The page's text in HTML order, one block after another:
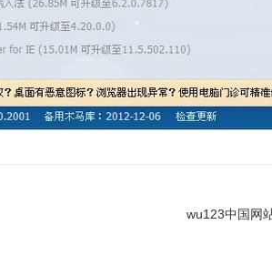
wu123中国网